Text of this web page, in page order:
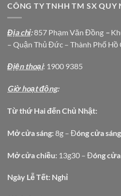
CÔNG TY TNHH TM SX QUY
Địa chỉ:857 Phạm Văn Đồng –
– Quận Thủ Đức – Thành Phố Hồ
Địện thoại: 1900 9385
Giờ hoạt động:
Từ thứ Hai đến Chủ Nhật:
Mở cửa sáng: 8g – Đóng cửa sáng
Mở cửa chiều: 13g30 – Đóng
Ngày Lễ Tết: Nghỉ